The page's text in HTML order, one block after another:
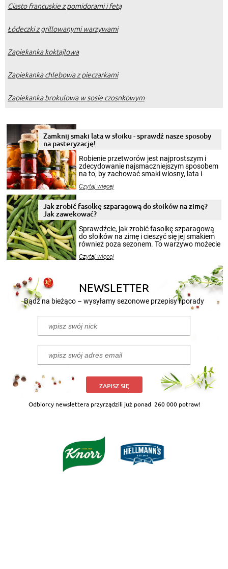
Ciasto francuskie z pomidorami i fetą
Łódeczki z grillowanymi warzywami
Zapiekanka koktajlowa
Zapiekanka chlebowa z pieczarkami
Zapiekanka brokulowa w sosie czosnkowym
Zamknij smaki lata w słoiku - sprawdź nasze sposoby
na pasteryzację!
Robienie przetworów jest najprostszym i
zdecydowanie najsmaczniejszym sposobem
na to, by zachować smaki wiosny, lata i
krajobrazów, by cieszyć nimi oko w sezonie
pełni poczuć atmosferę cieplejszych
miesięcy. Przygotowanie słoików ze
patenty, które pozwolą zachować świeżość
przetworów.
Czytaj więcej
Jak zrobić fasolkę szparagową do słoików na zimę?
Jak zawekować?
Sprawdźcie, jak zrobić fasolkę szparagową
do słoików na zimę i cieszyć się jej smakiem
również poza sezonem. To warzywo możecie
nasze propozycje!
Czytaj więcej
NEWSLETTER
Bądź na bieżąco – wysyłamy sezonowe przepisy i porady
ZAPISZ SIĘ
Odbiorcy newslettera przyrządzili już ponad 260 000 potraw!